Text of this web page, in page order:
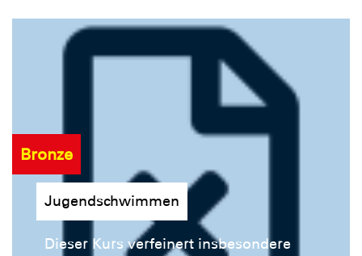
Bronze
Jugendschwimmen
Dieser Kurs verfeinert insbesondere